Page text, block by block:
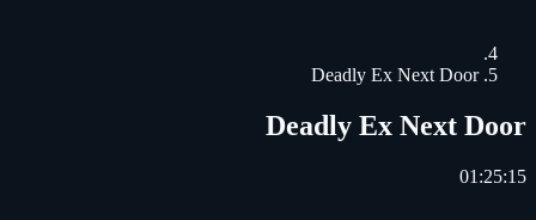
Deadly Ex Next Door
Deadly Ex Next Door
01:25:15